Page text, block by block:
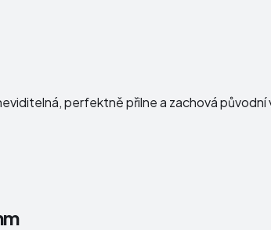
perfektně přilne a zachová